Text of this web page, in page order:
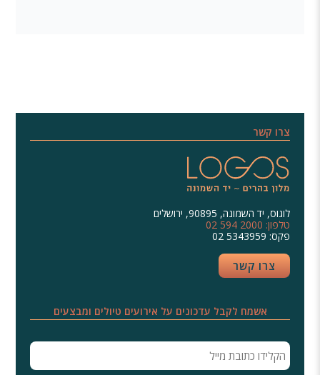
צרו קשר
לוגוס, יד השמונה, 90895, ירושלים
02 594 2000 :טלפון
02 5343959 :פקס
צרו קשר
אשמח לקבל עדכונים על אירועים טיולים ומבצעים